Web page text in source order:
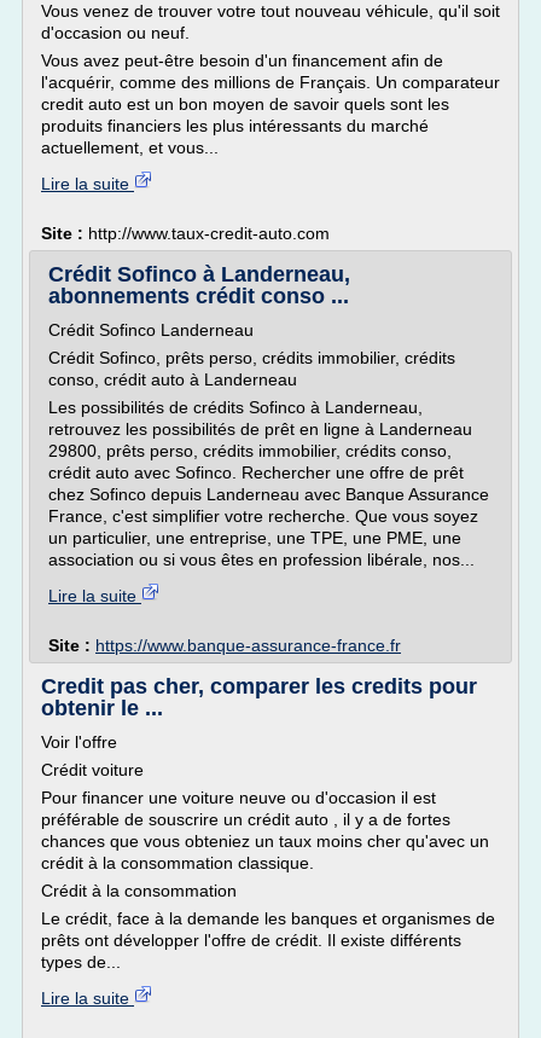
Vous venez de trouver votre tout nouveau véhicule, qu'il soit
d'occasion ou neuf.
Vous avez peut-être besoin d'un financement afin de
l'acquérir, comme des millions de Français. Un comparateur
credit auto est un bon moyen de savoir quels sont les
produits financiers les plus intéressants du marché
actuellement, et vous...
Lire la suite
Site : http://www.taux-credit-auto.com
Crédit Sofinco à Landerneau,
abonnements crédit conso ...
Crédit Sofinco Landerneau
Crédit Sofinco, prêts perso, crédits immobilier, crédits
conso, crédit auto à Landerneau
Les possibilités de crédits Sofinco à Landerneau,
retrouvez les possibilités de prêt en ligne à Landerneau
29800, prêts perso, crédits immobilier, crédits conso,
crédit auto avec Sofinco. Rechercher une offre de prêt
chez Sofinco depuis Landerneau avec Banque Assurance
France, c'est simplifier votre recherche. Que vous soyez
un particulier, une entreprise, une TPE, une PME, une
association ou si vous êtes en profession libérale, nos...
Lire la suite
Site : https://www.banque-assurance-france.fr
Credit pas cher, comparer les credits pour
obtenir le ...
Voir l'offre
Crédit voiture
Pour financer une voiture neuve ou d'occasion il est
préférable de souscrire un crédit auto , il y a de fortes
chances que vous obteniez un taux moins cher qu'avec un
crédit à la consommation classique.
Crédit à la consommation
Le crédit, face à la demande les banques et organismes de
prêts ont développer l'offre de crédit. Il existe différents
types de...
Lire la suite